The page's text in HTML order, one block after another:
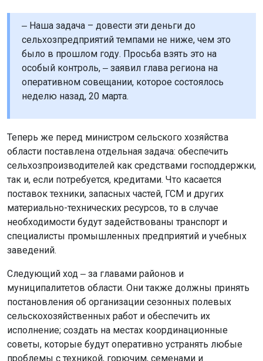
‒ Наша задача – довести эти деньги до
сельхозпредприятий темпами не ниже, чем это
было в прошлом году. Просьба взять это на
особый контроль, ‒ заявил глава региона на
оперативном совещании, которое состоялось
неделю назад, 20 марта.
Теперь же перед министром сельского хозяйства
области поставлена отдельная задача: обеспечить
сельхозпроизводителей как средствами господдержки,
так и, если потребуется, кредитами. Что касается
поставок техники, запасных частей, ГСМ и других
материально-технических ресурсов, то в случае
необходимости будут задействованы транспорт и
специалисты промышленных предприятий и учебных
заведений.
Следующий ход ‒ за главами районов и
муниципалитетов области. Они также должны принять
постановления об организации сезонных полевых
сельскохозяйственных работ и обеспечить их
исполнение; создать на местах координационные
советы, которые будут оперативно устранять любые
проблемы с техникой, горючим, семенами и